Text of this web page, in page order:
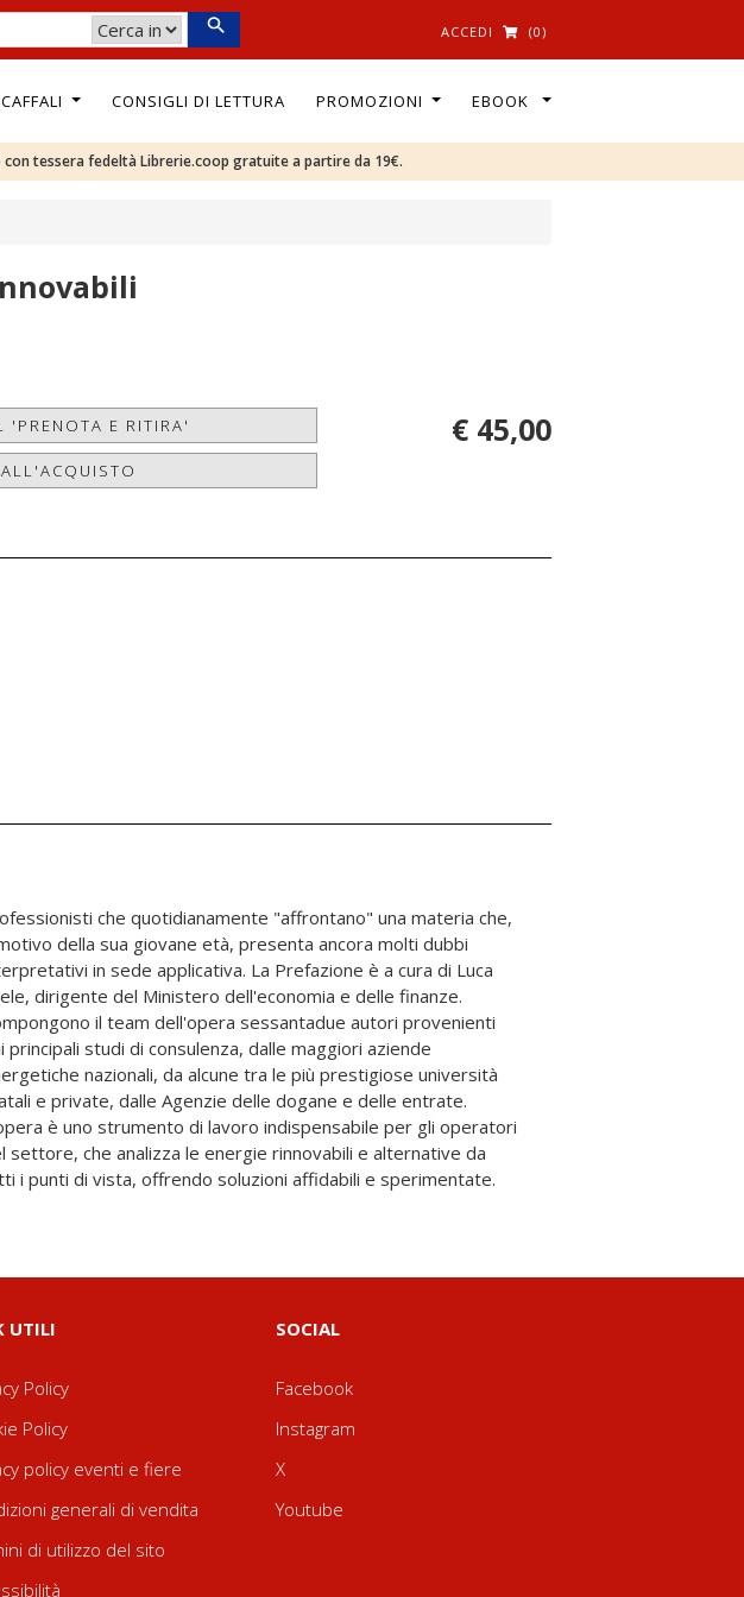
ACCEDI (0)
CONSIGLI DI LETTURA PROMOZIONI EBOOK
tessera fedeltà Librerie.coop gratuite a partire da 19€.
'PRENOTA E RITIRA' € 45,00
i punti di vista, offrendo soluzioni affidabili e sperimentate.
UTILI
Policy
Policy
policy eventi e fiere
generali di vendita
di utilizzo del sito
SOCIAL
Facebook
Instagram
X
Youtube